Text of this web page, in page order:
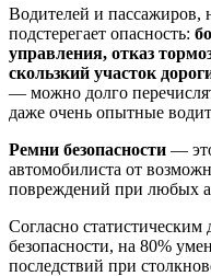
Водителей и пассажиров,
подстерегает опасность:
управления, отказ
скользкий участок
— можно долго
даже очень опытные
Ремни безопасности —
автомобилиста от
повреждений при любых
Согласно
безопасности, на 80%
последствий при